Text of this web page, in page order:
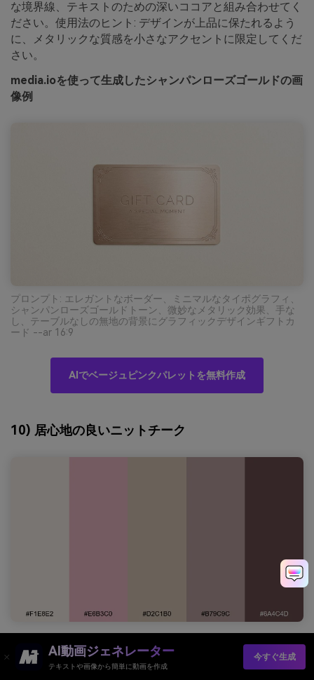
な境界線、テキストのための深いココアと組み合わせてく
ださい。使用法のヒント: デザインが上品に保たれるよう
に、メタリックな質感を小さなアクセントに限定してくだ
さい。
media.ioを使って生成したシャンパンローズゴールドの画
像例
プロンプト: エレガントなボーダー、ミニマルなタイポグラフィ、
シャンパンローズゴールドトーン、微妙なメタリック効果、手な
し、テーブルなしの無地の背景にグラフィックデザインギフトカ
ード --ar 16:9
AIでベージュピンクパレットを無料作成
10) 居心地の良いニットチーク
HEX：
#F1E8E2 #E6B3C0 #D2C1B0 #B79C9C #6A4C4D
雰囲気： 居心地が良く、心地よく、フレンドリー
AI動画ジェネレーター
テキストや画像から簡単に動画を作成
今すぐ生成